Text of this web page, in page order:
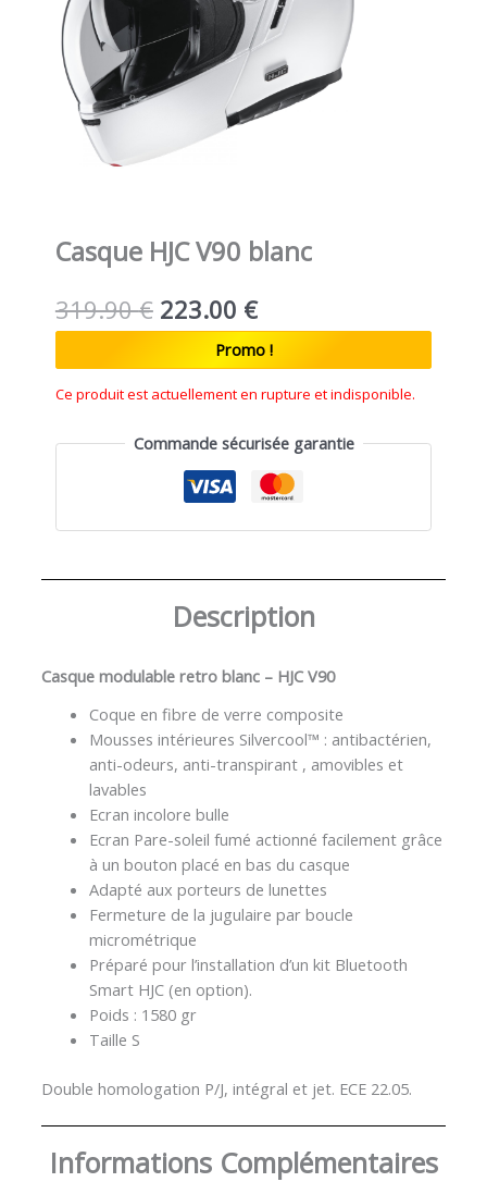
Casque HJC V90 blanc
319.90€ 223.00 €
Ce produit est actuellement en rupture et indisponible.
Commande sécurisée garantie
Promo !
Description
Casque modulable retro blanc – HJC V90
Coque en fibre de verre composite
Mousses intérieures Silvercool™ : antibactérien,
anti-odeurs, anti-transpirant , amovibles et
lavables
Ecran incolore bulle
Ecran Pare-soleil fumé actionné facilement grâce
à un bouton placé en bas du casque
Adapté aux porteurs de lunettes
Fermeture de la jugulaire par boucle
micrométrique
Préparé pour l’installation d’un kit Bluetooth
Smart HJC (en option).
Poids : 1580 gr
Taille S
Double homologation P/J, intégral et jet. ECE 22.05.
Informations Complémentaires